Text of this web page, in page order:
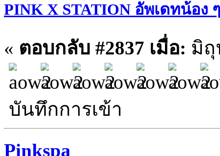
PINK X STATION อัพเดทน้อง
« ตอบกลับ #2837 เมื่อ: มิถุ
บันทึกการเข้า
Pinkspa